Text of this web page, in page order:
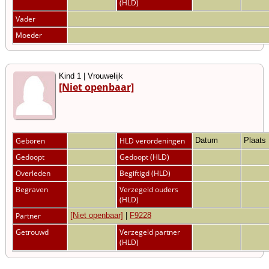
(HLD)
Vader
Moeder
Kind 1 | Vrouwelijk
[Niet openbaar]
Geboren HLD verordeningen Datum Plaats
Gedoopt
Gedoopt (HLD)
Overleden
Begiftigd (HLD)
Begraven
Verzegeld ouders
(HLD)
Partner
[Niet openbaar] F9228
Getrouwd
Verzegeld partner
(HLD)